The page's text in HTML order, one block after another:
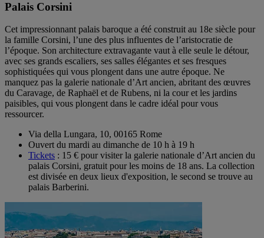
Palais Corsini
Cet impressionnant palais baroque a été construit au 18e siècle pour
la famille Corsini, l’une des plus influentes de l’aristocratie de
l’époque. Son architecture extravagante vaut à elle seule le détour,
avec ses grands escaliers, ses salles élégantes et ses fresques
sophistiquées qui vous plongent dans une autre époque. Ne
manquez pas la galerie nationale d’Art ancien, abritant des œuvres
du Caravage, de Raphaël et de Rubens, ni la cour et les jardins
paisibles, qui vous plongent dans le cadre idéal pour vous
ressourcer.
Via della Lungara, 10, 00165 Rome
Ouvert du mardi au dimanche de 10 h à 19 h
Tickets : 15 € pour visiter la galerie nationale d’Art ancien du
palais Corsini, gratuit pour les moins de 18 ans. La collection
est divisée en deux lieux d'exposition, le second se trouve au
palais Barberini.